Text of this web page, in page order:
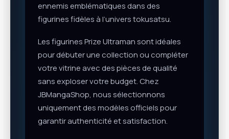
ennemis emblématiques dans des
figurines fidèles à l’univers tokusatsu.
Les figurines Prize Ultraman sont idéales
pour débuter une collection ou compléter
votre vitrine avec des pièces de qualité
sans exploser votre budget. Chez
JBMangaShop, nous sélectionnons
uniquement des modèles officiels pour
garantir authenticité et satisfaction.